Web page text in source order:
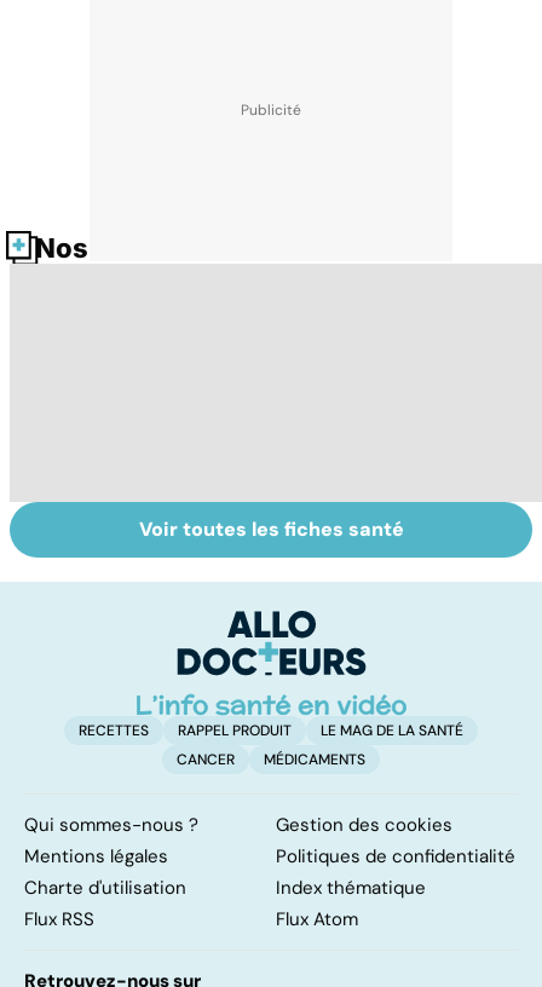
Nos fiches santé
Tout savoir sur
les infections
Inflammation des
amygdales : que
d'angine ?
Voir toutes les fiches santé
RECETTES RAPPEL PRODUIT
LE MAG DE LA SANTÉ
CANCER
MÉDICAMENTS
Qui sommes-nous ?
Gestion des cookies
Mentions légales
Politiques de confidentialité
Charte d'utilisation
Index thématique
Flux RSS
Flux Atom
Retrouvez-nous sur